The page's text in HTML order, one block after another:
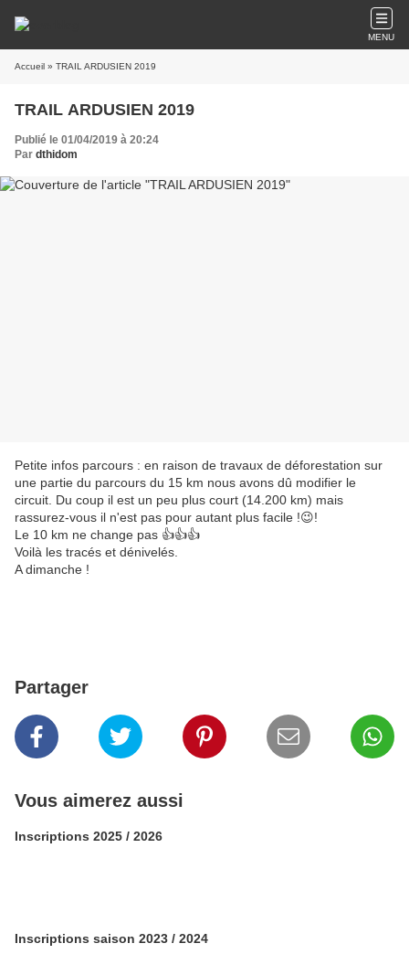
MENU
Accueil » TRAIL ARDUSIEN 2019
TRAIL ARDUSIEN 2019
Publié le 01/04/2019 à 20:24
Par dthidom
Petite infos parcours : en raison de travaux de déforestation sur
une partie du parcours du 15 km nous avons dû modifier le
circuit. Du coup il est un peu plus court (14.200 km) mais
rassurez-vous il n'est pas pour autant plus facile !😉!
Le 10 km ne change pas 👍👍👍
Voilà les tracés et dénivelés.
A dimanche !
Partager
Vous aimerez aussi
Inscriptions 2025 / 2026
Inscriptions saison 2023 / 2024